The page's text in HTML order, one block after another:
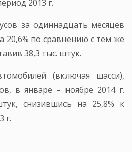
2013 г.
за одиннадцать месяцев
20,6% по сравнению с тем же
38,3 тыс. штук.
(включая шасси),
в январе – ноябре 2014 г.
снизившись на 25,8% к
г.